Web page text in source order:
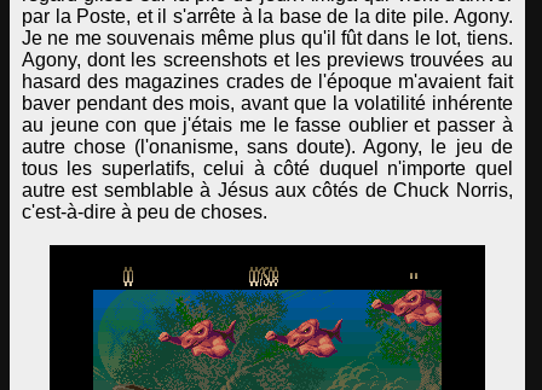
par la Poste, et il s'arrête à la base de la dite pile. Agony.
Je ne me souvenais même plus qu'il fût dans le lot, tiens.
Agony, dont les screenshots et les previews trouvées au
hasard des magazines crades de l'époque m'avaient fait
baver pendant des mois, avant que la volatilité inhérente
au jeune con que j'étais me le fasse oublier et passer à
autre chose (l'onanisme, sans doute). Agony, le jeu de
tous les superlatifs, celui à côté duquel n'importe quel
autre est semblable à Jésus aux côtés de Chuck Norris,
c'est-à-dire à peu de choses.